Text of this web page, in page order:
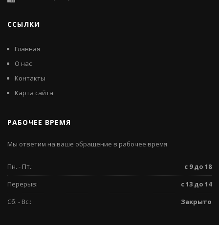
ССЫЛКИ
Главная
О нас
Контакты
Карта сайта
РАБОЧЕЕ ВРЕМЯ
Мы ответим на ваше обращение в рабочее время
Пн. - Пт.:
с 9 до 18
Перерыв:
с 13 до 14
Сб. - Вс.:
Закрыто